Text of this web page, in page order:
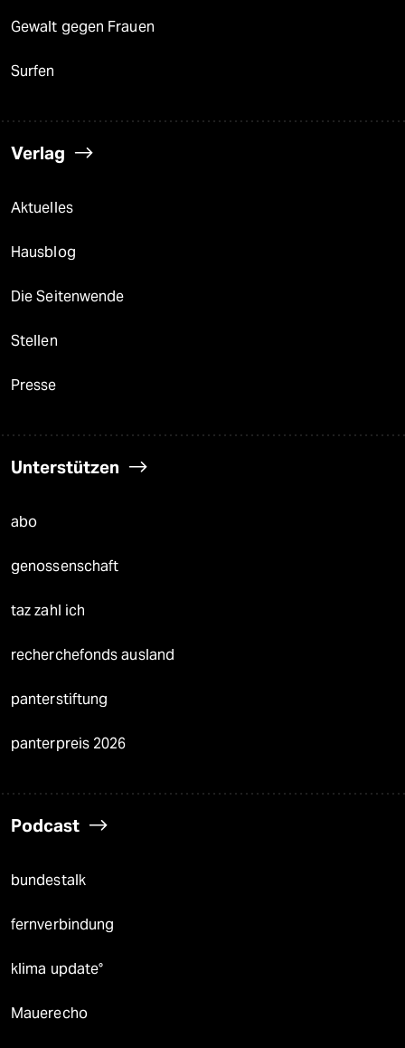
Gewalt gegen Frauen
Surfen
Verlag
Aktuelles
Hausblog
Die Seitenwende
Stellen
Presse
Unterstützen
abo
genossenschaft
taz zahl ich
recherchefonds ausland
panterstiftung
panterpreis 2026
Podcast
bundestalk
fernverbindung
klima update°
Mauerecho